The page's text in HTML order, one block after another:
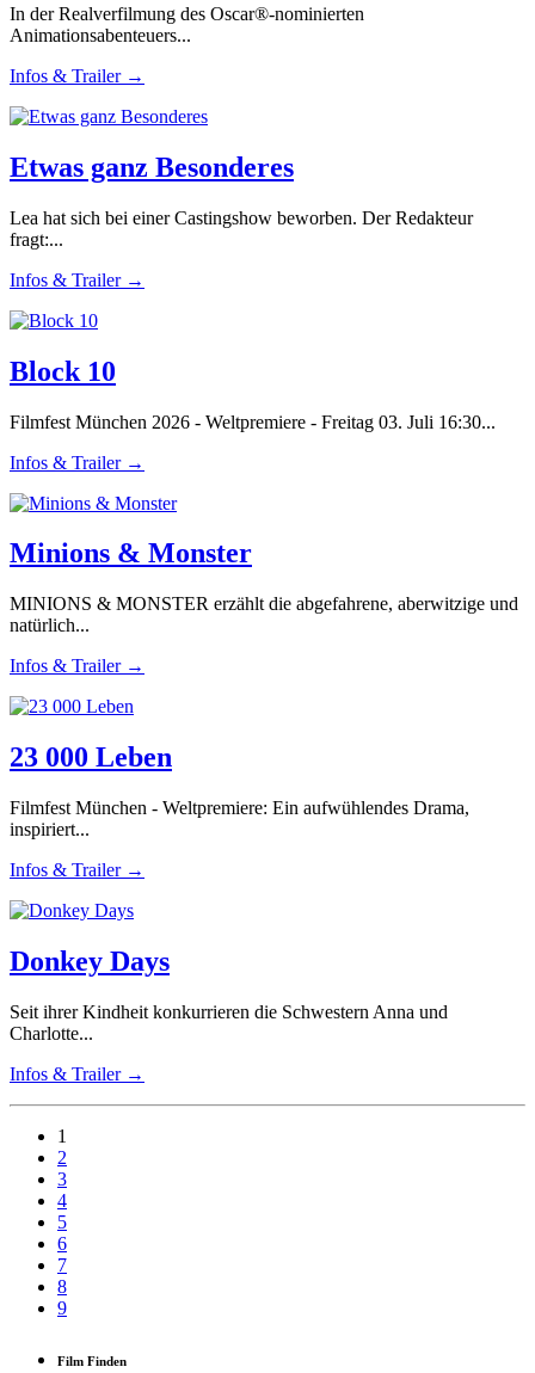
In der Realverfilmung des Oscar®-nominierten
Animationsabenteuers...
Infos & Trailer →
Etwas ganz Besonderes
Lea hat sich bei einer Castingshow beworben. Der Redakteur
fragt:...
Infos & Trailer →
Block 10
Filmfest München 2026 - Weltpremiere - Freitag 03. Juli 16:30...
Infos & Trailer →
Minions & Monster
MINIONS & MONSTER erzählt die abgefahrene, aberwitzige und
natürlich...
Infos & Trailer →
23 000 Leben
Filmfest München - Weltpremiere: Ein aufwühlendes Drama,
inspiriert...
Infos & Trailer →
Donkey Days
Seit ihrer Kindheit konkurrieren die Schwestern Anna und
Charlotte...
Infos & Trailer →
1
2
3
4
5
6
7
8
9
Film Finden